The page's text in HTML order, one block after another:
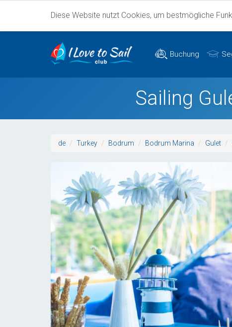
Diese Website nutzt Cookies, um bestmögliche
Buchung
Sailing
de Turkey Bodrum Bodrum Marina Gulet